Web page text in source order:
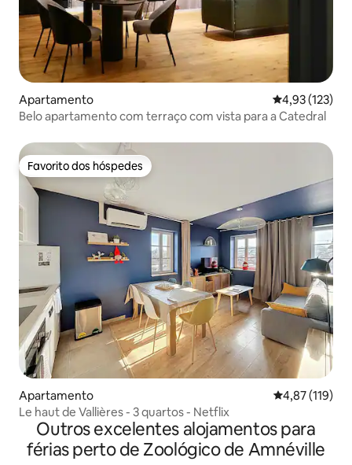
Apartamento Classificação
4,93 (123)
Belo apartamento com terraço com vista para a Catedral
Favorito dos hóspedes
Favorito dos hóspedes
Apartamento Classificação
4,87 (119)
Le haut de Vallières - 3 quartos - Netflix
Outros excelentes alojamentos para
férias perto de Zoológico de Amnéville